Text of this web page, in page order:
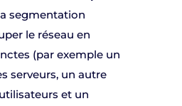
segmentation
le réseau en
(par exemple un
serveurs, un autre
et un